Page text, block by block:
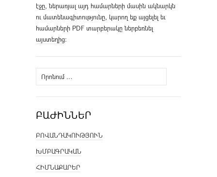
էջը, ներառյալ այդ համարների մասին ակնարկն
ու մատենագիտությունը, կարող եք այցելել եւ
համարների PDF տարբերակը ներբեռնել
այստեղից։
Որոնել՝
ԲԱԺԻՆՆԵՐ
ԲՈՎԱՆԴԱԿՈՒԹՅՈՒՆ
ԽՄԲԱԳՐԱԿԱՆ
ՀԻՄՆԱՔԱՐԵՐ